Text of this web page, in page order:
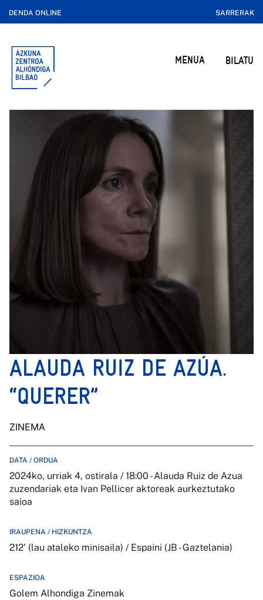
DENDA ONLINE SARRERAK
MENUA BILATU
ALAUDA RUIZ DE AZÚA.
“QUERER”
ZINEMA
DATA / ORDUA
2024ko, urriak 4, ostirala / 18:00 - Alauda Ruiz de Azua
zuzendariak eta Ivan Pellicer aktoreak aurkeztutako
saioa
IRAUPENA / HIZKUNTZA
212' (lau ataleko minisaila) / Espaini (JB - Gaztelania)
ESPAZIOA
Golem Alhondiga Zinemak